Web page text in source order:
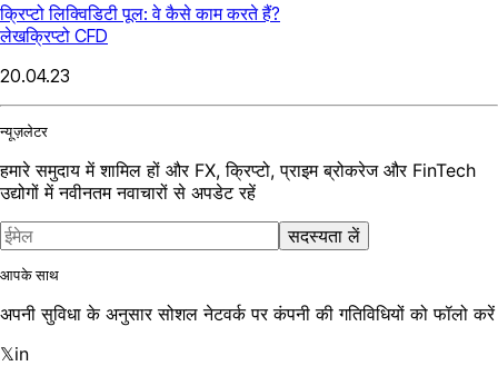
क्रिप्टो लिक्विडिटी पूल: वे कैसे काम करते हैं?
लेखक्रिप्टो CFD
20.04.23
न्यूज़लेटर
हमारे समुदाय में शामिल हों और FX, क्रिप्टो, प्राइम ब्रोकरेज और FinTech
उद्योगों में नवीनतम नवाचारों से अपडेट रहें
सदस्यता लें
आपके साथ
अपनी सुविधा के अनुसार सोशल नेटवर्क पर कंपनी की गतिविधियों को फॉलो करें
𝕏in